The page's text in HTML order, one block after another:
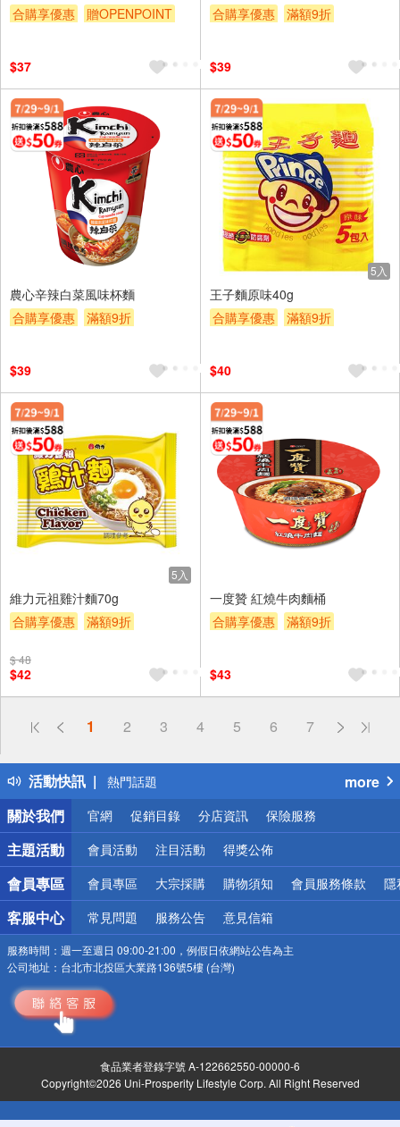
合購享優惠
贈OPENPOINT
$37
合購享優惠
滿額9折
$39
農心辛辣白菜風味杯麵
合購享優惠
滿額9折
$39
5入
王子麵原味40g
合購享優惠
滿額9折
$40
5入
維力元祖雞汁麵70g
合購享優惠
滿額9折
$ 48
$42
一度贊 紅燒牛肉麵桶
合購享優惠
滿額9折
$43
1 2 3 4 5 6 7
活動快訊
偏遠地區配送
得獎公告
熱門話題
銀行優惠
偏遠地區配送
詐騙網頁！請小心！
more
關於我們
官網 促銷目錄 分店資訊 保險服務
主題活動 會員活動 注目活動 得獎公佈
會員專區 會員專區 大宗採購 購物須知 會員服務條款 隱
客服中心 常見問題 服務公告 意見信箱
服務時間： 週一至週日 09:00-21:00，例假日依網站公告為主
公司地址： 台北市北投區大業路136號5樓 (台灣)
食品業者登錄字號 A-122662550-00000-6
Copyright©2026 Uni-Prosperity Lifestyle Corp. All Right Reserved